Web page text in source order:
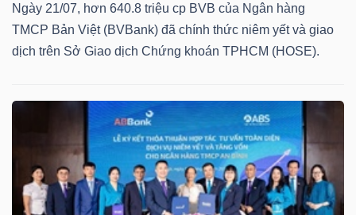
Ngày 21/07, hơn 640.8 triệu cp BVB của Ngân hàng
TMCP Bản Việt (BVBank) đã chính thức niêm yết và giao
dịch trên Sở Giao dịch Chứng khoán TPHCM (HOSE).
vụ
(-)
Đào